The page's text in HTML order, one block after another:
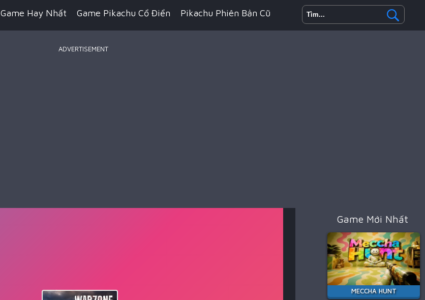
Game Hay Nhất Game Pikachu Cổ Điển Pikachu Phiên Bản Cũ
ADVERTISEMENT
Game Mới Nhất
MECCHA HUNT